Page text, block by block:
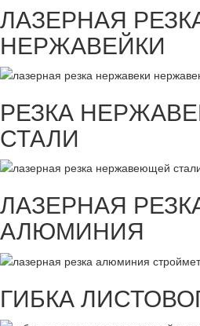
ЛАЗЕРНАЯ
НЕРЖАВЕЙКИ
РЕЗКА
СТАЛИ
ЛАЗЕРНАЯ
АЛЮМИНИЯ
ГИБКА